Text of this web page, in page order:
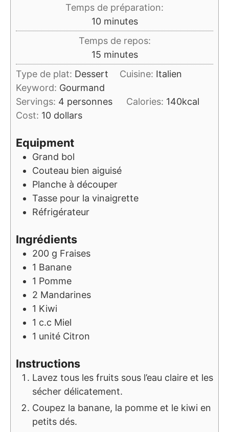
Temps de préparation:
10minutes
minutes
Temps de repos:
15minutes
minutes
Type de plat: Dessert Cuisine: Italien
Keyword: Gourmand
Servings: 4 personnes Calories: 140kcal
Cost: 10 dollars
Equipment
Grand bol
Couteau bien aiguisé
Planche à découper
Tasse pour la vinaigrette
Réfrigérateur
Ingrédients
200 g Fraises
1 Banane
1 Pomme
2 Mandarines
1 Kiwi
1 c.c Miel
1 unité Citron
Instructions
Lavez tous les fruits sous l’eau claire et les
sécher délicatement.
Coupez la banane, la pomme et le kiwi en
petits dés.